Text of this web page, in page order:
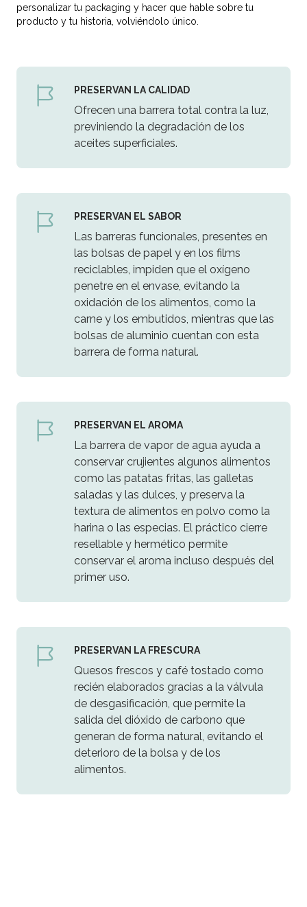
personalizar tu packaging y hacer que hable sobre tu
producto y tu historia, volviéndolo único.
PRESERVAN LA CALIDAD
Ofrecen una barrera total contra la luz,
previniendo la degradación de los
aceites superficiales.
PRESERVAN EL SABOR
Las barreras funcionales, presentes en
las bolsas de papel y en los films
reciclables, impiden que el oxígeno
penetre en el envase, evitando la
oxidación de los alimentos, como la
carne y los embutidos, mientras que las
bolsas de aluminio cuentan con esta
barrera de forma natural.
PRESERVAN EL AROMA
La barrera de vapor de agua ayuda a
conservar crujientes algunos alimentos
como las patatas fritas, las galletas
saladas y las dulces, y preserva la
textura de alimentos en polvo como la
harina o las especias. El práctico cierre
resellable y hermético permite
conservar el aroma incluso después del
primer uso.
PRESERVAN LA FRESCURA
Quesos frescos y café tostado como
recién elaborados gracias a la válvula
de desgasificación, que permite la
salida del dióxido de carbono que
generan de forma natural, evitando el
deterioro de la bolsa y de los
alimentos.